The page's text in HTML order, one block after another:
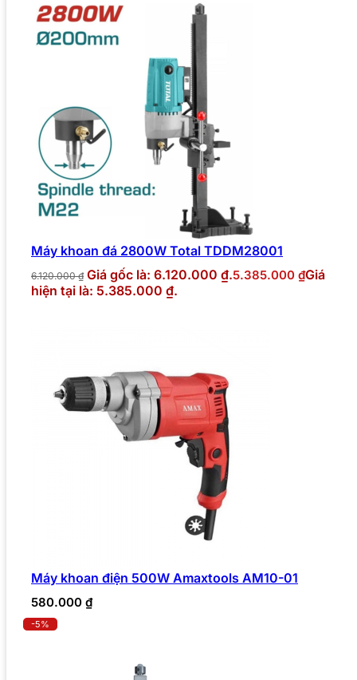
Máy khoan đá 2800W Total TDDM28001
6.120.000₫ Giá gốc là: 6.120.000 ₫.5.385.000 ₫Giá
hiện tại là: 5.385.000 ₫.
Máy khoan điện 500W Amaxtools AM10-01
580.000 ₫
-5%